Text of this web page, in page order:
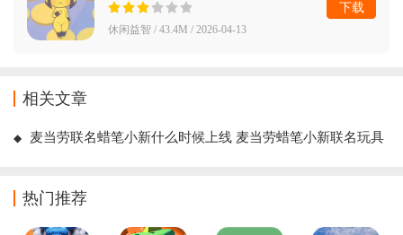
休闲益智 / 43.4M / 2026-04-13
下载
相关文章
麦当劳联名蜡笔小新什么时候上线 麦当劳蜡笔小新联名玩具
热门推荐